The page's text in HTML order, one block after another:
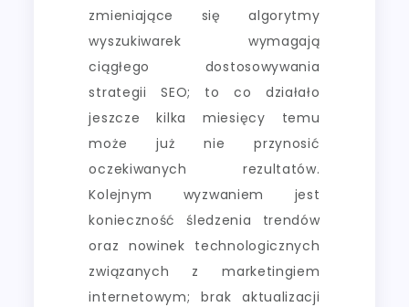
zmieniające się algorytmy
wyszukiwarek wymagają
ciągłego dostosowywania
strategii SEO; to co działało
jeszcze kilka miesięcy temu
może już nie przynosić
oczekiwanych rezultatów.
Kolejnym wyzwaniem jest
konieczność śledzenia trendów
oraz nowinek technologicznych
związanych z marketingiem
internetowym; brak aktualizacji